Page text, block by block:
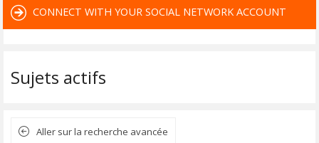
CONNECT WITH YOUR SOCIAL NETWORK ACCOUNT
Sujets actifs
Aller sur la recherche avancée